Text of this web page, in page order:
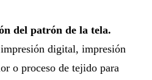
del patrón de la tela.
digital, impresión
o proceso de tejido para